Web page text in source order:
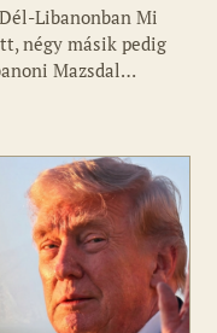
Libanonban Mi
négy másik pedig
Mazsdal…